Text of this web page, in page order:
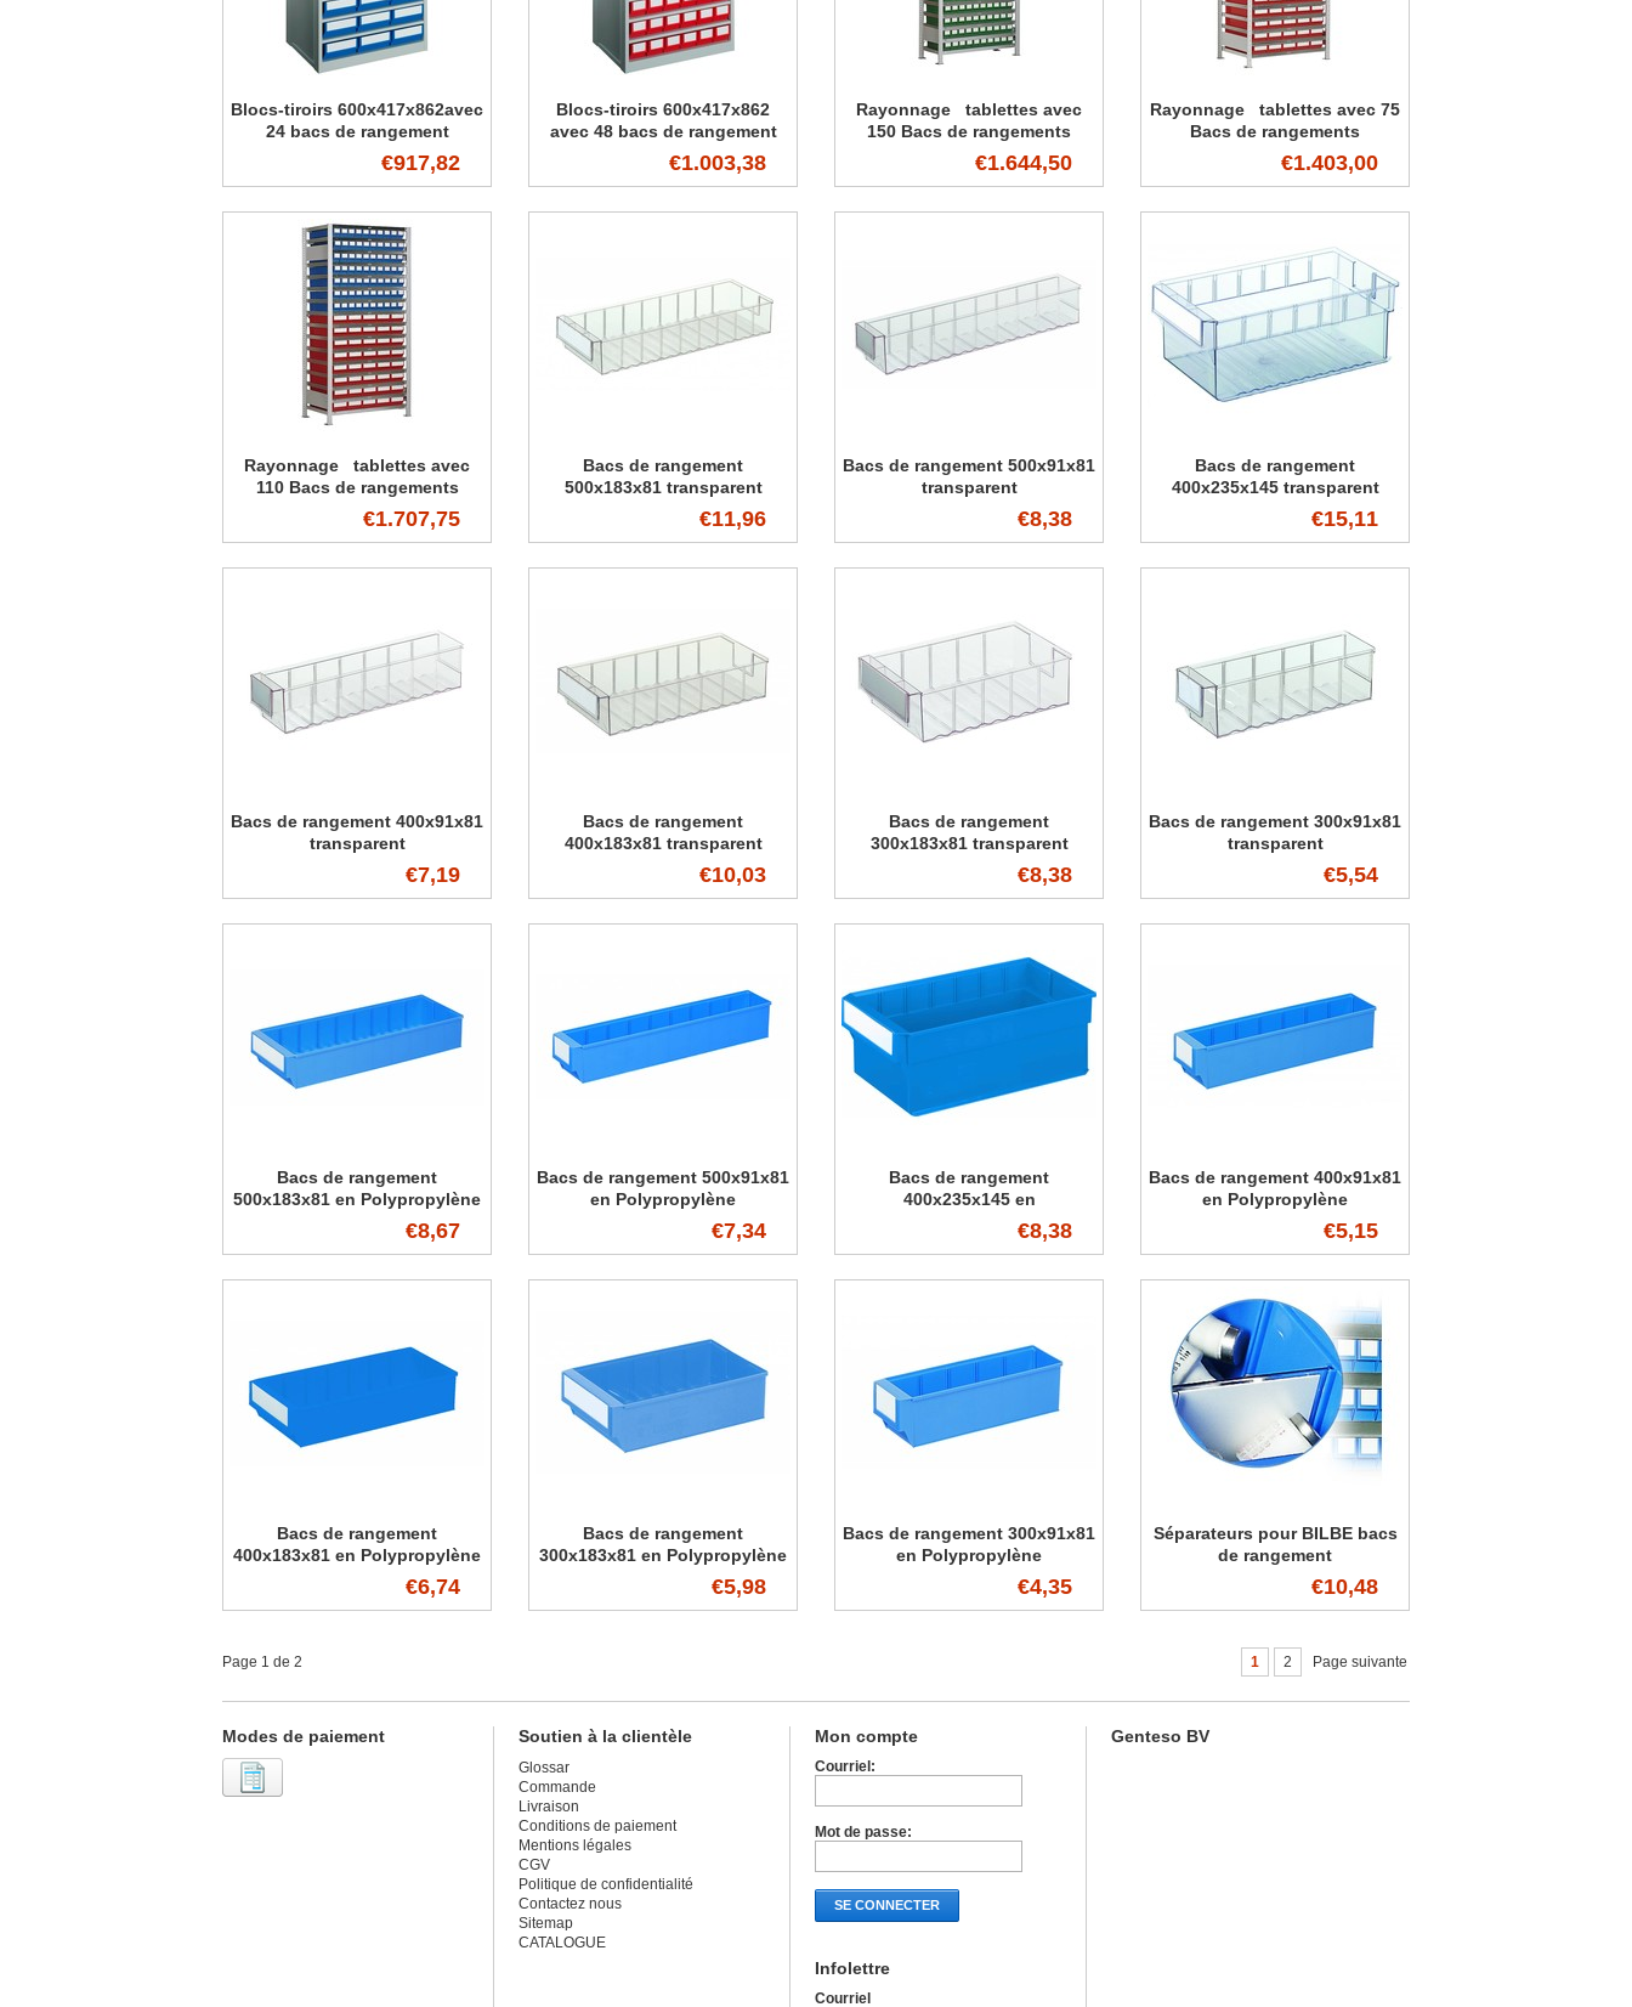
Blocs-tiroirs 600x417x862avec
24 bacs de rangement
€917,82
Blocs-tiroirs 600x417x862
avec 48 bacs de rangement
€1.003,38
Rayonnage tablettes avec
150 Bacs de rangements
€1.644,50
Rayonnage tablettes avec 75
Bacs de rangements
€1.403,00
Rayonnage tablettes avec
110 Bacs de rangements
€1.707,75
Bacs de rangement
500x183x81 transparent
€11,96
Bacs de rangement 500x91x81
transparent
€8,38
Bacs de rangement
400x235x145 transparent
€15,11
Bacs de rangement 400x91x81
transparent
€7,19
Bacs de rangement
400x183x81 transparent
€10,03
Bacs de rangement
300x183x81 transparent
€8,38
Bacs de rangement 300x91x81
transparent
€5,54
Bacs de rangement
500x183x81 en Polypropylène
€8,67
Bacs de rangement 500x91x81
en Polypropylène
€7,34
Bacs de rangement
400x235x145 en
Polypropylène€8,38
Bacs de rangement 400x91x81
en Polypropylène
€5,15
Bacs de rangement
400x183x81 en Polypropylène
€6,74
Bacs de rangement
300x183x81 en Polypropylène
€5,98
Bacs de rangement 300x91x81
en Polypropylène
€4,35
Séparateurs pour BILBE bacs
de rangement
€10,48
Page 1 de 2 1 2 Page suivante
Modes de paiement Soutien à la clientèle
Glossar
Commande
Livraison
Conditions de paiement
Mentions légales
CGV
Politique de confidentialité
Contactez nous
Sitemap
CATALOGUE
Mon compte
Courriel:
Mot de passe:
SE CONNECTER
Infolettre
Courriel
Genteso BV